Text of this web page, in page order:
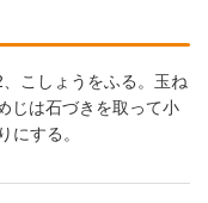
こしょうをふる。玉ね
じは石づきを取って小
にする。